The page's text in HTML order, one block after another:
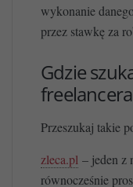
wykonanie
przez stawkę za
Gdzie
Przeszukaj takie
zleca.pl – jeden z
równocześnie